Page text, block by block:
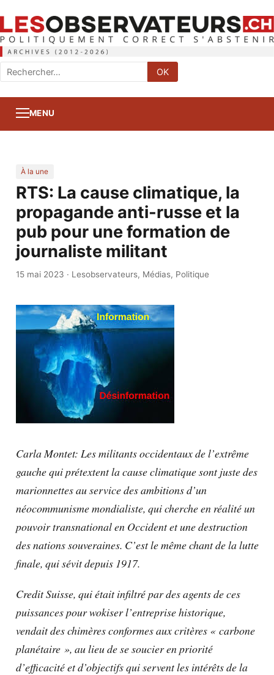
Rechercher
:
OK
MENU
À la une
RTS: La cause climatique, la
propagande anti-russe et la
pub pour une formation de
journaliste militant
15 mai 2023 · Lesobservateurs, Médias, Politique
Carla Montet: Les militants occidentaux de l’extrême
gauche qui prétextent la cause climatique sont juste des
marionnettes au service des ambitions d’un
néocommunisme mondialiste, qui cherche en réalité un
pouvoir transnational en Occident et une destruction
des nations souveraines. C’est le même chant de la lutte
finale, qui sévit depuis 1917.
Credit Suisse, qui était infiltré par des agents de ces
puissances pour wokiser l’entreprise historique,
vendait des chimères conformes aux critères « carbone
planétaire », au lieu de se soucier en priorité
d’efficacité et d’objectifs qui servent les intérêts de la